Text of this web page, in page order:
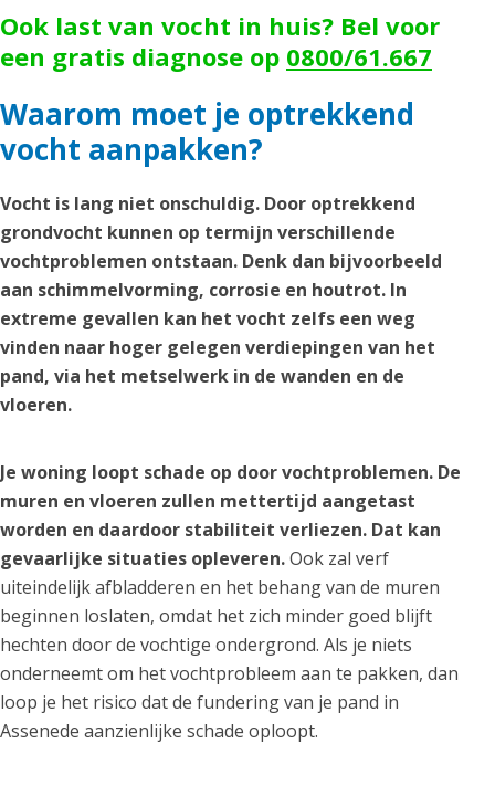
Ook last van vocht in huis? Bel voor
een gratis diagnose op 0800/61.667
Waarom moet je optrekkend
vocht aanpakken?
Vocht is lang niet onschuldig. Door optrekkend
grondvocht kunnen op termijn verschillende
vochtproblemen ontstaan. Denk dan bijvoorbeeld
aan schimmelvorming, corrosie en houtrot. In
extreme gevallen kan het vocht zelfs een weg
vinden naar hoger gelegen verdiepingen van het
pand, via het metselwerk in de wanden en de
vloeren.
Je woning loopt schade op door vochtproblemen. De
muren en vloeren zullen mettertijd aangetast
worden en daardoor stabiliteit verliezen. Dat kan
gevaarlijke situaties opleveren.Ook zal verf
uiteindelijk afbladderen en het behang van de muren
beginnen loslaten, omdat het zich minder goed blijft
hechten door de vochtige ondergrond. Als je niets
onderneemt om het vochtprobleem aan te pakken, dan
loop je het risico dat de fundering van je pand in
Assenede aanzienlijke schade oploopt.